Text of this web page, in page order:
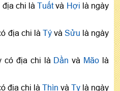
địa chi làTuấtvà Hợi là ngày
địa chi là Tývà Sửu là ngày
có địa chi là Dần và Mão là
địa chi là Thìn và Tỵ là ngày